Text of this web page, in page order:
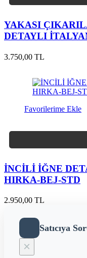
YAKASI
DETAYLI
3.750,00 TL
Favorilerime Ekle
İNCİLİ İĞNE
HIRKA-BEJ-STD
2.950,00 TL
Satıcıya
×